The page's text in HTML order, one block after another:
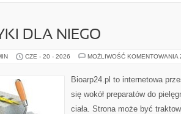
DLA NIEGO
CZE - 20 - 2026 MOŻLIWOŚĆ KOMENTOWANIA
Bioarp24.pl to internetowa
się wokół preparatów do
ciała. Strona może być